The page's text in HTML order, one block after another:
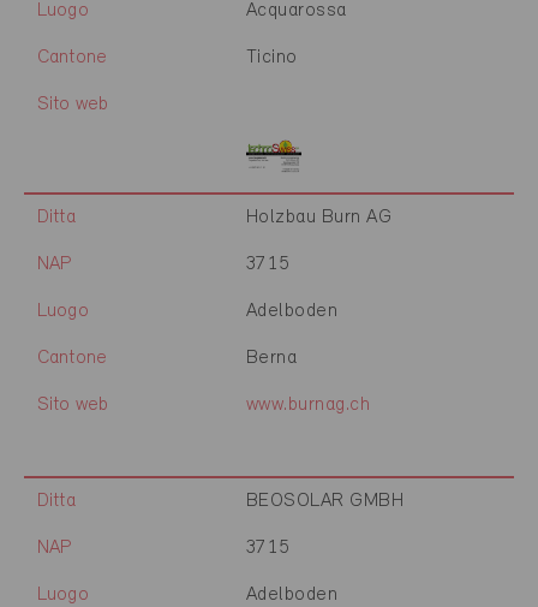
Luogo Acquarossa
Cantone Ticino
Sito web
Ditta Holzbau Burn AG
NAP 3715
Luogo Adelboden
Cantone Berna
Sito web www.burnag.ch
Ditta BEOSOLAR GMBH
NAP 3715
Luogo Adelboden